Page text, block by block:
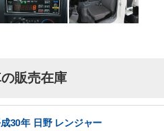
販売在庫
30年 日野 レンジャー